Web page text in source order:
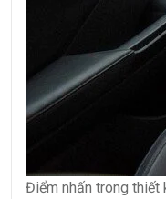
Điểm nhấn trong thiết